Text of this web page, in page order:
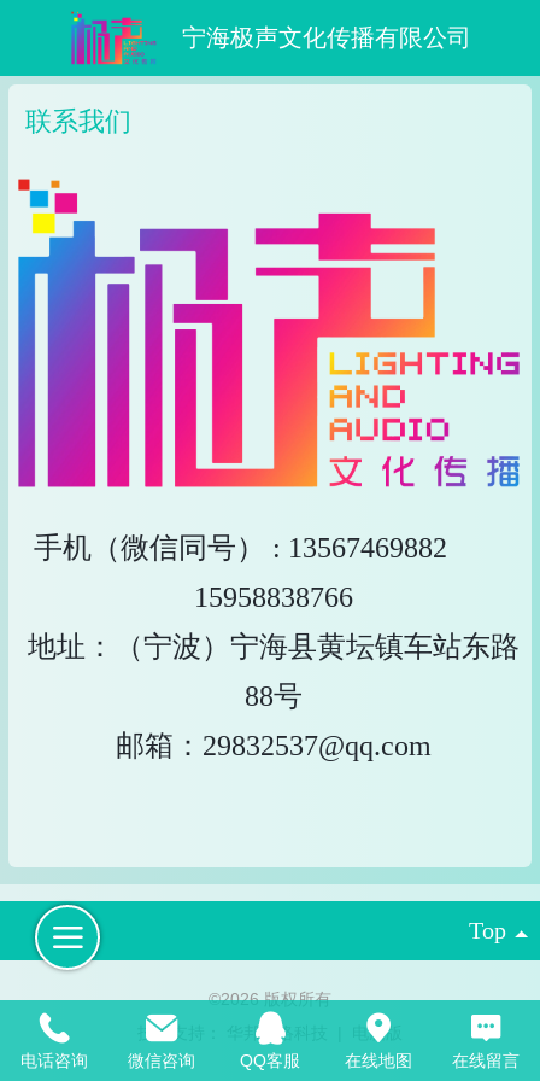
宁海极声文化传播有限公司
联系我们
手机（微信同号） : 13567469882
15958838766
地址：（宁波）宁海县黄坛镇车站东路
88号
邮箱：29832537@qq.com
Top
©2026 版权所有
技术支持：
华邦网络科技
电脑版
电话咨询
微信咨询 QQ客服 在线地图 在线留言